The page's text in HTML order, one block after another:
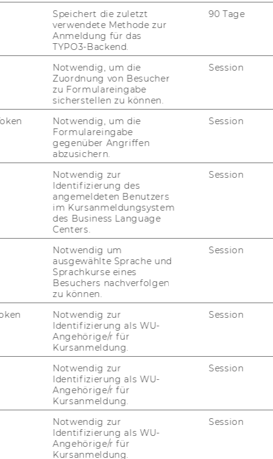
fu­ture of busi­ness and so­cie­ty – in an
in­te­gri­ty, and appre­cia­ti­on. Here,
thin­king meet tan­gi­ble im­
the fu­ture? Is think:im­pact a motto
place for you.
the future
Speichert die zuletzt
verwendete Methode zur
Anmeldung für das
TYPO3-Backend.
90 Tage
Notwendig, um die
Zuordnung von Besucher
zu Formulareingabe
sicherstellen zu können.
Session
Notwendig, um die
Formulareingabe
gegenüber Angriffen
abzusichern.
Session
Notwendig zur
Identifizierung des
angemeldeten Benutzers
im Kursanmeldungsystem
des Business Language
Centers.
Session
Notwendig um
ausgewählte Sprache und
Sprachkurse eines
Besuchers nachverfolgen
zu können.
Session
Notwendig zur
Identifizierung als WU-
Angehörige/r für
Kursanmeldung.
Session
Notwendig zur
Identifizierung als WU-
Angehörige/r für
Kursanmeldung.
Session
Notwendig zur
Identifizierung als WU-
Angehörige/r für
Kursanmeldung.
Session